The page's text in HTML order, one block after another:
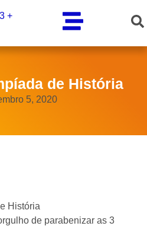
de História
5, 2020
História
de parabenizar as 3